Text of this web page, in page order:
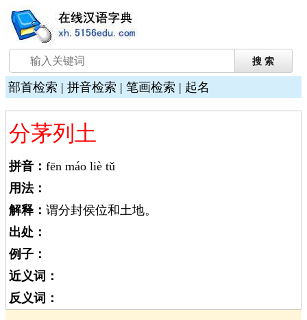
部首检索 | 拼音检索 | 笔画检索 | 起名
分茅列土
拼音： fēn máo liè tǔ
用法：
解释： 谓分封侯位和土地。
出处：
例子：
近义词：
反义词：